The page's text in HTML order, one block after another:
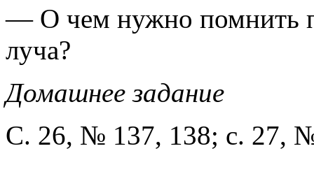
— О чем нужно помнить
луча?
Домашнее задание
С. 26, № 137, 138; с. 27,